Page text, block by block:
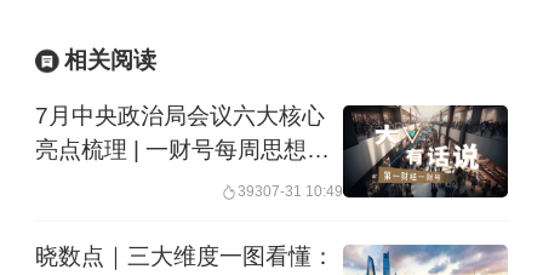
相关阅读
7月中央政治局会议六大核心
亮点梳理 | 一财号每周思想荟
39307-31 10:49
晓数点｜三大维度一图看懂：